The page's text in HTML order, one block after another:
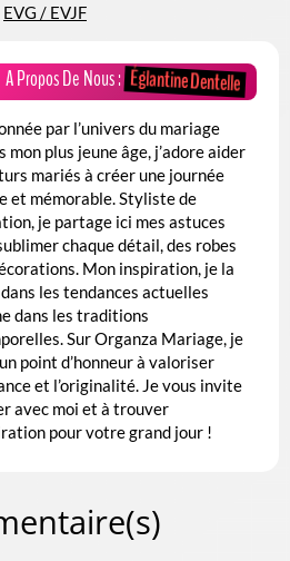
EVG / EVJF
A Propos De Nous :Églantine Dentelle
par l’univers du mariage
mon plus jeune âge, j’adore aider
mariés à créer une journée
et mémorable. Styliste de
je partage ici mes astuces
chaque détail, des robes
Mon inspiration, je la
les tendances actuelles
dans les traditions
Sur Organza Mariage, je
point d’honneur à valoriser
et l’originalité. Je vous invite
avec moi et à trouver
pour votre grand jour !